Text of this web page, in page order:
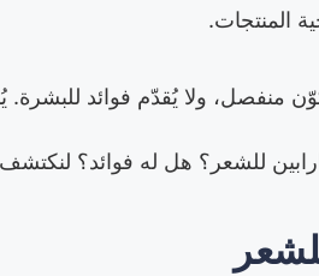
المنتجات.
منفصل، ولا يُقدّم فوائد
للشعر؟ هل له فوائد؟